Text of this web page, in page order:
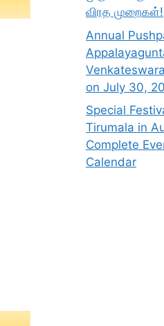
விரத முறைகள்!
Annual
on July 30,
Special
Tirumala in
Complete
Calendar